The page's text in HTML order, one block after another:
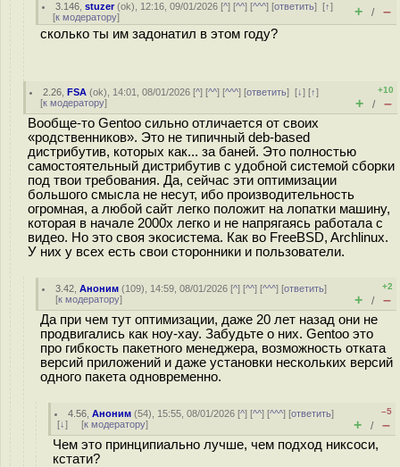
3.146 ,stuzer(ok), 12:16, 09/01/2026 [^] [^^] [^^^] [ответить][↑]
[к модератору] + / –
сколько ты им задонатил в этом году?
2.26 ,FSA (ok), 14:01, 08/01/2026 [^] [^^] [^^^] [ответить][↓] [↑]
[к модератору]
+10
+ / –
Вообще-то Gentoo сильно отличается от своих
«родственников». Это не типичный deb-based
дистрибутив, которых как... за баней. Это полностью
самостоятельный дистрибутив с удобной системой сборки
под твои требования. Да, сейчас эти оптимизации
большого смысла не несут, ибо производительность
огромная, а любой сайт легко положит на лопатки машину,
которая в начале 2000х легко и не напрягаясь работала с
видео. Но это своя экосистема. Как во FreeBSD, Archlinux.
У них у всех есть свои сторонники и пользователи.
3.42 ,Аноним (109), 14:59, 08/01/2026 [^] [^^] [^^^] [ответить]
[к модератору]
+2
+ / –
Да при чем тут оптимизации, даже 20 лет назад они не
продвигались как ноу-хау. Забудьте о них. Gentoo это
про гибкость пакетного менеджера, возможность отката
версий приложений и даже установки нескольких версий
одного пакета одновременно.
4.56 ,Аноним (54), 15:55, 08/01/2026 [^] [^^] [^^^] [ответить]
[↓] [к модератору]
–5
+ / –
Чем это принципиально лучше, чем подход никсоси,
кстати?